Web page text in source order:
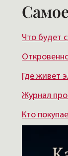
Что будет
Где живет
Журнал
Кто